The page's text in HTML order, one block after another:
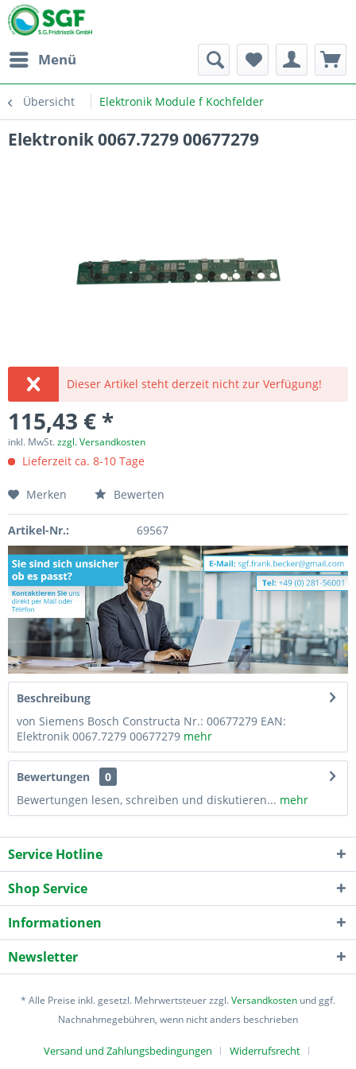
Menü
Übersicht Elektronik Module f Kochfelder
Elektronik 0067.7279 00677279
Dieser Artikel steht derzeit nicht zur Verfügung!
115,43 € *
inkl. MwSt.zzgl. Versandkosten
Lieferzeit ca. 8-10 Tage
Merken Bewerten
Artikel-Nr.: 69567
Beschreibung
von Siemens Bosch Constructa Nr.: 00677279 EAN:
Elektronik 0067.7279 00677279 mehr
Bewertungen
0
Bewertungen lesen, schreiben und diskutieren... mehr
Service Hotline
Shop Service
Informationen
Newsletter
* Alle Preise inkl. gesetzl. Mehrwertsteuer zzgl.Versandkosten und ggf.
Nachnahmegebühren, wenn nicht anders beschrieben
Versand und Zahlungsbedingungen Widerrufsrecht